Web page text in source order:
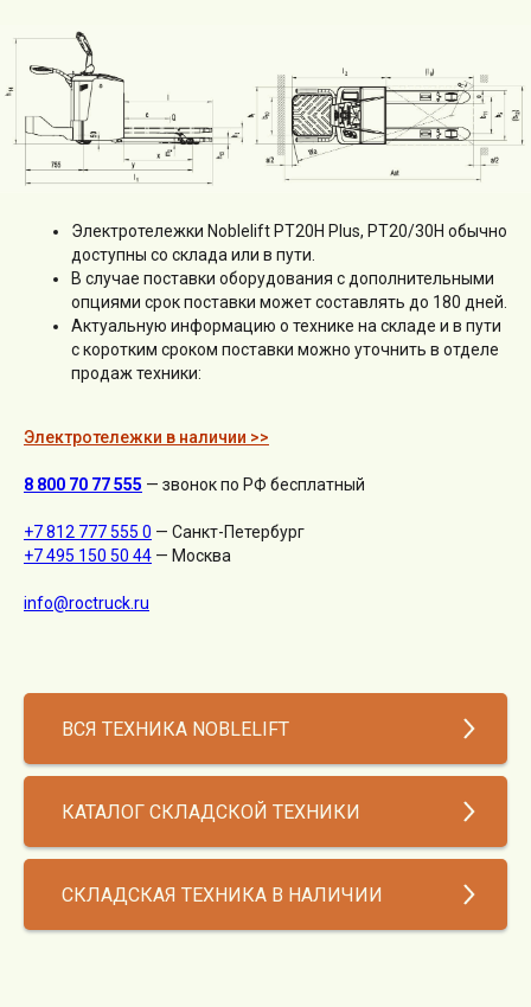
Электротележки Noblelift PT20H Plus, PT20/30H обычно
доступны со склада или в пути.
В случае поставки оборудования с дополнительными
опциями срок поставки может составлять до 180 дней.
Актуальную информацию о технике на складе и в пути
с коротким сроком поставки можно уточнить в отделе
продаж техники:
Электротележки в наличии >>
8 800 70 77 555 — звонок по РФ бесплатный
+7 812 777 555 0 — Санкт-Петербург
+7 495 150 50 44 — Москва
info@roctruck.ru
ВСЯ ТЕХНИКА NOBLELIFT
КАТАЛОГ СКЛАДСКОЙ ТЕХНИКИ
СКЛАДСКАЯ ТЕХНИКА В НАЛИЧИИ